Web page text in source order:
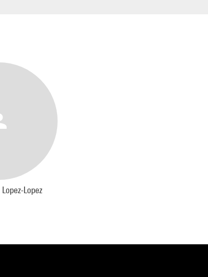
Martinez, Franco Venturini, Maxime Bazerque et le conseiller
d’Espagne, Monsieur Jose Manuel Albares Bueno.
Lopez